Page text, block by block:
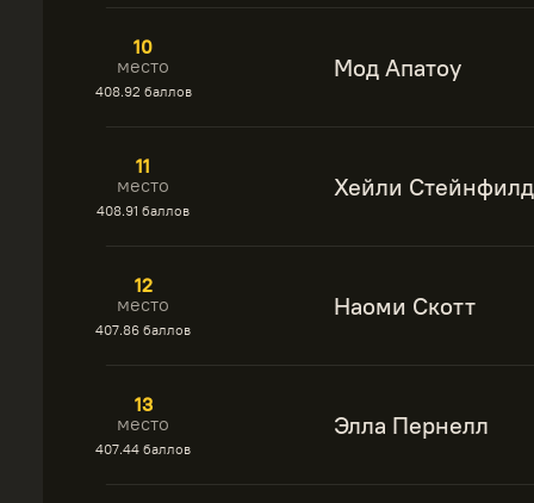
10
место
408.92 баллов
Мод Апатоу
11
место
408.91 баллов
Хейли Стейнфилд
12
место
407.86 баллов
Наоми Скотт
13
место
407.44 баллов
Элла Пернелл